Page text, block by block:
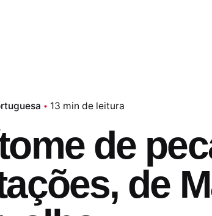
13 min de leitura
de
de